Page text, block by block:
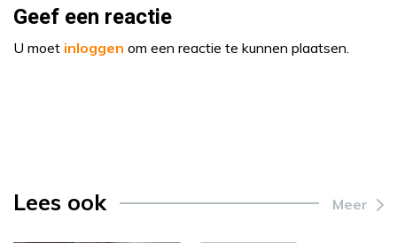
Geef een reactie
U moet inloggen om een reactie te kunnen plaatsen.
Lees ook Meer